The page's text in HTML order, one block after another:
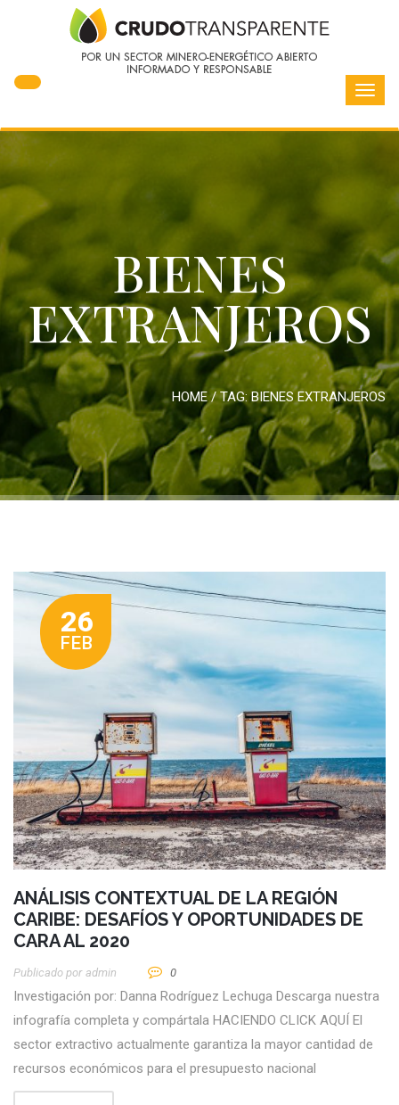
BIENES
EXTRANJEROS
HOME/ TAG:BIENES EXTRANJEROS
26
FEB
ANÁLISIS CONTEXTUAL DE LA REGIÓN
CARIBE: DESAFÍOS Y OPORTUNIDADES DE
CARA AL 2020
Publicado por Admin 0
Investigación por: Danna Rodríguez Lechuga Descarga nuestra
infografía completa y compártala HACIENDO CLICK AQUÍ El
sector extractivo actualmente garantiza la mayor cantidad de
recursos económicos para el presupuesto nacional